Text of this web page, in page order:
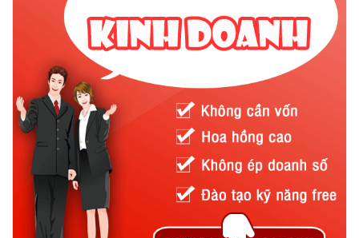
và trong vụ cháy đòi hỏi phải được linh hoạt, thông thoáng tốt,
tránh gây sự ngột ngạt, khó chịu khi mặc. Làm sao để tạo được
cảm giác thoải mái nhất khi mặc, dễ dàng trong quá trình làm
Ưu điểm của quần áo bảo hộ chống
chịu nhiệt